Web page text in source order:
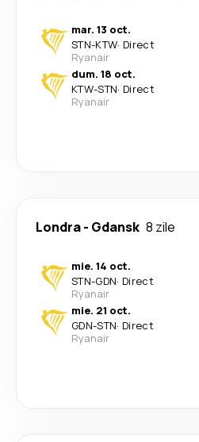
mar. 13 oct.
STN-KTW· Direct
Ryanair
dum. 18 oct.
KTW-STN· Direct
Ryanair
Londra- Gdansk 8 zile
mie. 14 oct.
STN-GDN· Direct
Ryanair
mie. 21 oct.
GDN-STN· Direct
Ryanair